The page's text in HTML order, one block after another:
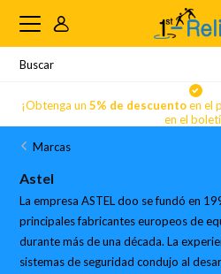
¡Obtenga un 5% de descuentoen el
en el
Marcas
Astel
La empresa ASTEL doo se fundó en
principales fabricantes europeos de
durante más de una década. La
sistemas de seguridad condujo al